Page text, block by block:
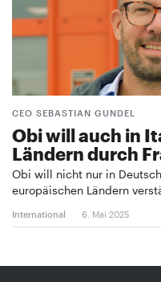
CEO SEBASTIAN GUNDEL
Obi will auch in
Ländern durch
Obi will nicht nur in
europäischen Ländern
International 6. Mai 2025